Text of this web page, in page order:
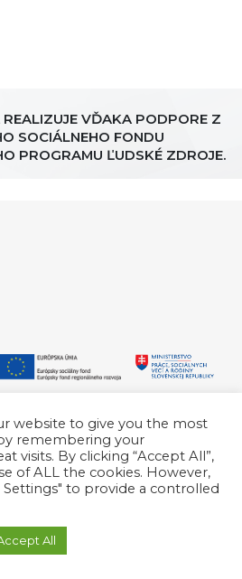
VĎAKA PODPORE Z
SOCIÁLNEHO FONDU
PROGRAMU ĽUDSKÉ ZDROJE.
© 2026
website to give you the most
remembering your
visits. By clicking “Accept All”,
of ALL the cookies. However,
Settings" to provide a controlled
All